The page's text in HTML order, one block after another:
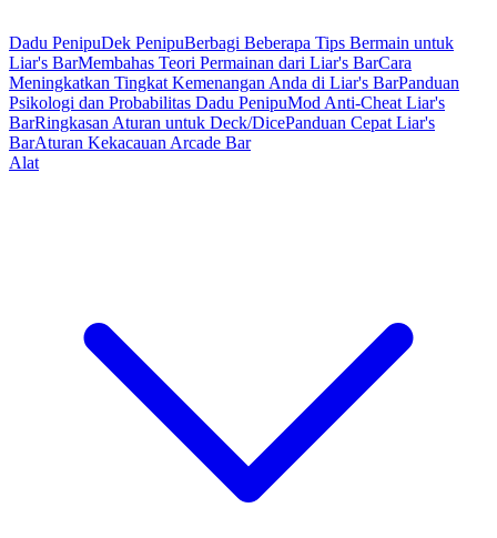
Dadu PenipuDek PenipuBerbagi Beberapa Tips Bermain untuk
Liar's BarMembahas Teori Permainan dari Liar's BarCara
Meningkatkan Tingkat Kemenangan Anda di Liar's BarPanduan
Psikologi dan Probabilitas Dadu PenipuMod Anti-Cheat Liar's
BarRingkasan Aturan untuk Deck/DicePanduan Cepat Liar's
BarAturan Kekacauan Arcade Bar
Alat